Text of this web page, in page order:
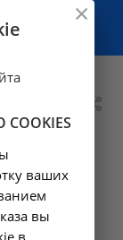
COOKIES
ваших
вы
в